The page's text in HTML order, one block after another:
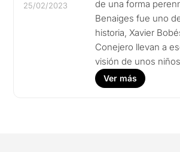
25/02/2023
de una forma
Benaiges fue uno
historia, Xavier
Conejero llevan a
visión de unos
Ver más